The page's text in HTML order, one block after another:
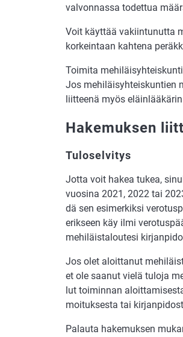
val­von­nas­sa to­det­tua
Voit käyt­tää va­kiin­tu­nut­ta
kor­kein­taan kah­te­na
Toi­mi­ta
Jos me­hi­läis­yh­teis­kun­tien
liit­tee­nä myös
Hakemuksen
Tuloselvitys
Jot­ta voit ha­kea tu­kea,
vuo­si­na 2021, 2022 tai
dä sen esi­mer­kik­si
erik­seen käy ilmi
me­hi­läis­ta­lou­te­si
Jos olet aloit­ta­nut
et ole saa­nut vie­lä tuloja
lut toi­min­nan
moi­tuk­ses­ta tai
Pa­lau­ta ha­ke­muk­sen